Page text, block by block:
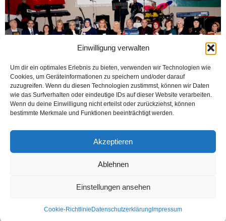
Einwilligung verwalten
Um dir ein optimales Erlebnis zu bieten, verwenden wir Technologien wie
Cookies, um Geräteinformationen zu speichern und/oder darauf
zuzugreifen. Wenn du diesen Technologien zustimmst, können wir Daten
wie das Surfverhalten oder eindeutige IDs auf dieser Website verarbeiten.
Wenn du deine Einwilligung nicht erteilst oder zurückziehst, können
bestimmte Merkmale und Funktionen beeinträchtigt werden.
Akzeptieren
Ablehnen
Einstellungen ansehen
Cookie-Richtlinie Datenschutzerklärung Impressum
OBERHAUSEN (Öztürk) Yurtdışında Giresunlular Derneği ananevi eğlence
Salon 2000’de yaptı. Almanya ve Avrupa’nın değişik şehirlerinden çok...
Weiterlesen
© Öztürk Gazetesi 1986 – 2026